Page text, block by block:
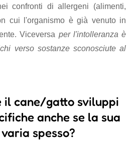
confronti di allergeni (alimenti,
cui l'organismo è già venuto in
Viceversa per l'intolleranza è
verso sostanze sconosciute al
il cane/gatto sviluppi
anche se la sua
spesso?